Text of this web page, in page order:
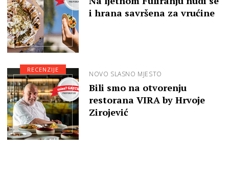
i hrana savršena za vrućine
NOVO SLASNO MJESTO
Bili smo na otvorenju
restorana VIRA by Hrvoje
Zirojević
RECENZIJE